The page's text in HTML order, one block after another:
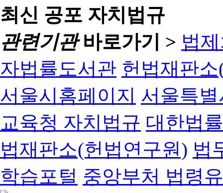
최신 공포 자치법규
관련기관바로가기 > 법
자법률도서관 헌법재판
서울시홈페이지 서울특
교육청 자치법규 대한법
법재판소(헌법연구원) 법
학습포털 중앙부처 법령